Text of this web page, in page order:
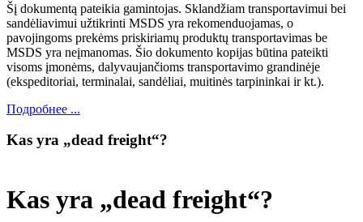
Šį dokumentą pateikia gamintojas. Sklandžiam transportavimui bei
sandėliavimui užtikrinti MSDS yra rekomenduojamas, o
pavojingoms prekėms priskiriamų produktų transportavimas be
MSDS yra neįmanomas. Šio dokumento kopijas būtina pateikti
visoms įmonėms, dalyvaujančioms transportavimo grandinėje
(ekspeditoriai, terminalai, sandėliai, muitinės tarpininkai ir kt.).
Подробнее ...
Kas yra „dead freight“?
Kas yra „dead freight“?